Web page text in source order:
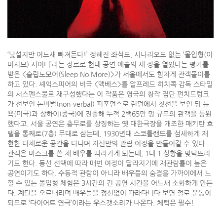
‘낯설지만 어느새 빠져든다!’ 정해진 좌석도, 시나리오도 없는 ‘몰입형(이
머시브) 시어터’라는 장르로 현대 공연 예술의 새 장을 열었다는 평가를
받은 <슬립노모어(Sleep No More)>가 서울에서도 힘차게 관객몰이를
하고 있다. 셰익스피어의 비극 <맥베스>를 알프레드 히치콕 감독 스타일
의 서스펜스물로 재구성했다는 이 작품은 영국의 창작 집단 펀치드렁크
가 선보인 논버벌(non-verbal) 퍼포먼스로 런던에서 첫선을 보인 뒤 뉴
욕(미국)과 상하이(중국)에 진출해 누적 2백65만 명 규모의 관객을 동원
했다고. 서울 공연은 충무로를 상징하는 옛 대한극장을 개조한 매키탄 호
텔을 통째로(7층) 무대로 삼는데, 1930년대 스코틀랜드를 섬세하게 재
현한 다채로운 공간을 다니며 자신만의 관람 여정을 만들어갈 수 있다.
관객은 마스크를 쓴 채 배우를 따라가게 되는데, 1대 1 상황을 맞닥뜨리
기도 한다. 동선 선택에 따라 매번 여정이 달라지기에 재관람률이 높은
공연이기도 하다. 수동적 관람이 아니라 배우들의 숨결을 가까이에서 느
낄 수 있는 몰입형 체험은 3시간의 긴 공연 시간을 어느새 소화하게 만든
다. 계단을 오르내리며 배우들을 정신없이 따라다니다 보면 절로 운동이
되므로 ‘다이어트 연극’이라는 우스갯소리가 나온다. 체력은 필수!